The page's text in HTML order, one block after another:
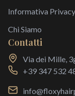
Informativa Privacy
Chi Siamo
Contatti
Via dei Mille,
+39 347 532